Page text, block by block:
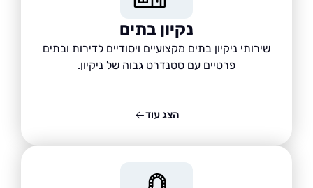
נקיון בתים
שירותי ניקיון בתים מקצועיים ויסודיים לדירות ובתים
פרטיים עם סטנדרט גבוה של ניקיון.